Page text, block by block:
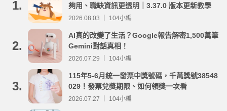
1.
夠用、職缺資訊更透明｜3.37.0 版本更新教學
2026.08.03 ｜ 104小編
2.
AI真的改變了生活？Google報告解密1,500萬筆
Gemini對話真相！
2026.07.29 ｜ 104小編
3.
115年5-6月統一發票中獎號碼，千萬獎號38548
029！發票兌獎期限、如何領獎一次看
2026.07.27 ｜ 104小編